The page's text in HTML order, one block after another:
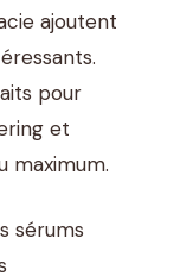
ajoutent
pour
et
maximum.
sérums